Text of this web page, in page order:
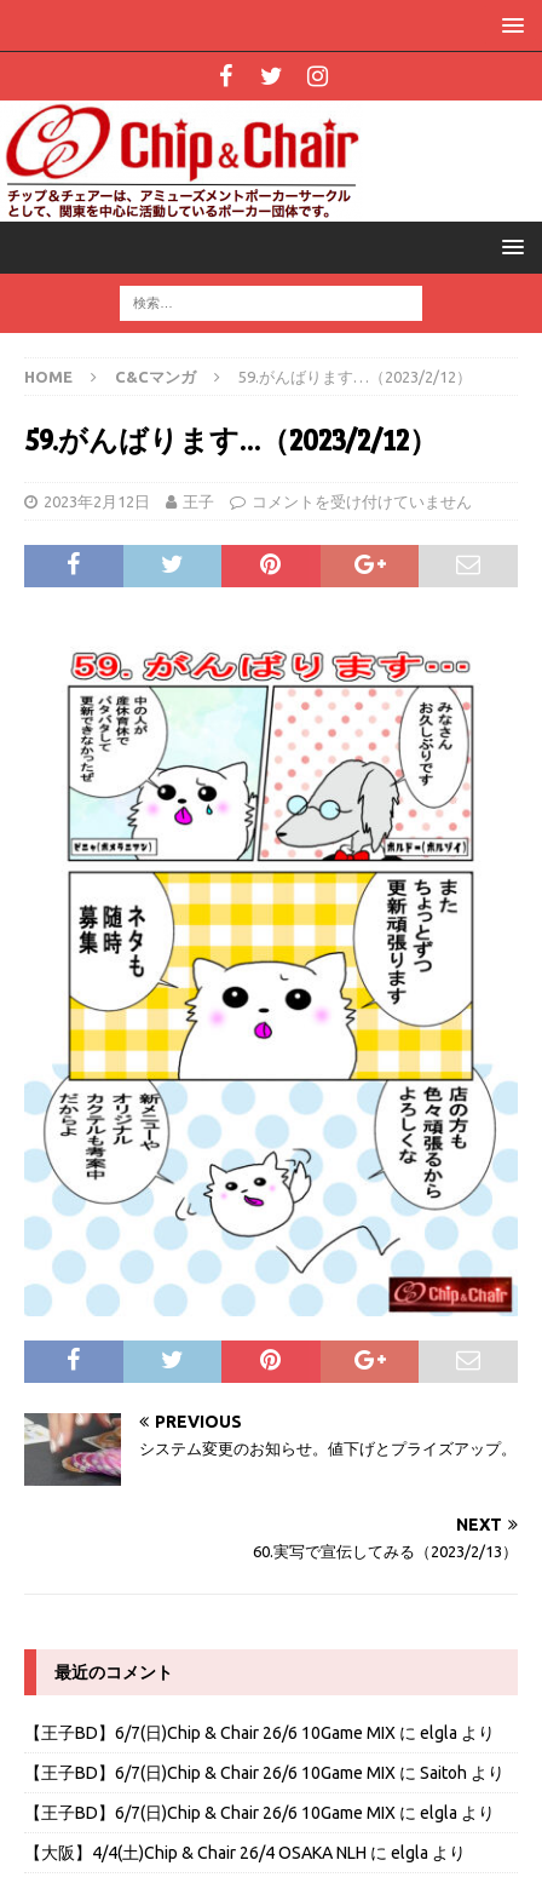
HOME C&Cマンガ 59.がんばります…（2023/2/12）
59.がんばります…（2023/2/12）
2023年2月12日 王子 コメントを受け付けていません
PREVIOUS
システム変更のお知らせ。値下げとプライズアップ。
NEXT
60.実写で宣伝してみる（2023/2/13）
最近のコメント
【王子BD】6/7(日)Chip & Chair 26/6 10Game MIX に elgla より
【王子BD】6/7(日)Chip & Chair 26/6 10Game MIX に Saitoh より
【王子BD】6/7(日)Chip & Chair 26/6 10Game MIX に elgla より
【大阪】4/4(土)Chip & Chair 26/4 OSAKA NLH に elgla より